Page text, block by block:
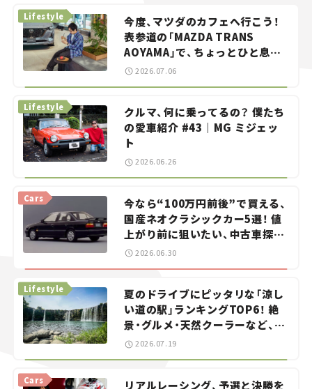
今度、マツダのカフェへ行こう！
表参道の「MAZDA TRANS
AOYAMA」で、ちょっとひと息。
——連載｜CCGとクルマでどうす
Lifestyle
2026.07.06
クルマ、何に乗ってるの？ 僕たち
の愛車紹介 #43｜MG ミジェッ
ト
Lifestyle
2026.06.26
今なら“100万円前後”で買える、
国産ネオクラシックカー5選！ 値
上がり前に狙いたい、中古車探し
をお手伝い――ちょっとイケてるマ
Cars
2026.06.30
夏のドライブにピッタリな「涼し
い道の駅」ランキングTOP6！ 絶
景・グルメ・天然クーラーなど、避
暑におすすめのスポットを紹介
【道の駅マニアの推し駅ガイド】
Lifestyle
2026.07.19
リアルレーシング、予選と決勝を
Cars